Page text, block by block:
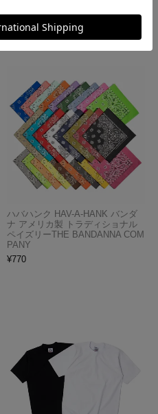
スウェイト 半袖 ポケット Tシャ
ツ MADE IN USA
¥7,990
ハバハンク HAV-A-HANK バンダ
ナ アメリカ製 トラディショナル
ペイズリーTHE BANDANNA COM
PANY
¥770